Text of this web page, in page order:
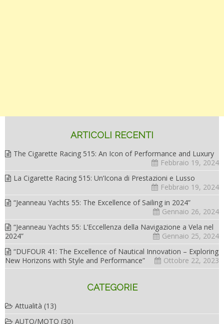
ARTICOLI RECENTI
The Cigarette Racing 515: An Icon of Performance and Luxury
Febbraio 19, 2024
La Cigarette Racing 515: Un’Icona di Prestazioni e Lusso
Febbraio 19, 2024
“Jeanneau Yachts 55: The Excellence of Sailing in 2024”
Gennaio 26, 2024
“Jeanneau Yachts 55: L’Eccellenza della Navigazione a Vela nel
2024”
Gennaio 25, 2024
“DUFOUR 41: The Excellence of Nautical Innovation – Exploring
New Horizons with Style and Performance”
Ottobre 22, 2023
CATEGORIE
Attualità (13)
AUTO/MOTO (30)